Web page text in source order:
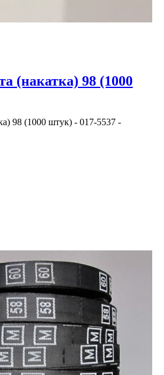
(накатка) 98 (1000
98 (1000 штук) - 017-5537 -